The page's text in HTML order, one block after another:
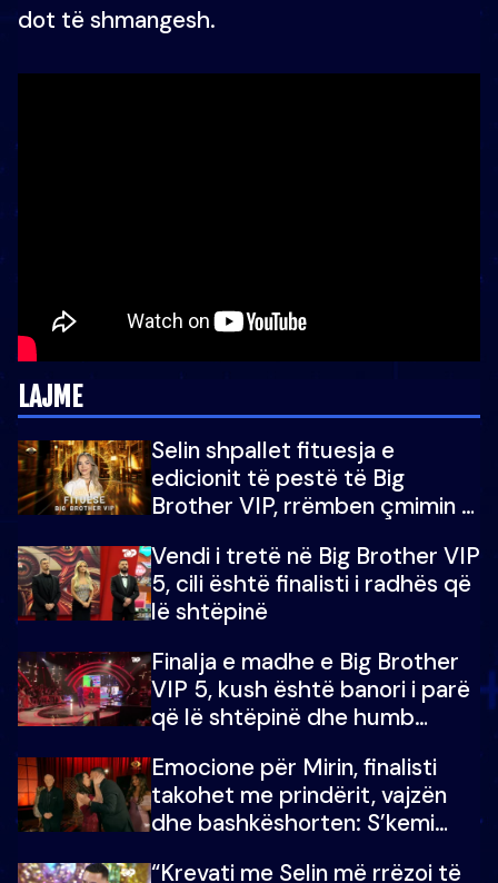
dot të shmangesh.
LAJME
Selin shpallet fituesja e
edicionit të pestë të Big
Brother VIP, rrëmben çmimin e
Vendi i tretë në Big Brother VIP
5, cili është finalisti i radhës që
lë shtëpinë
Finalja e madhe e Big Brother
VIP 5, kush është banori i parë
që lë shtëpinë dhe humb
çmimin e madh
Emocione për Mirin, finalisti
takohet me prindërit, vajzën
dhe bashkëshorten: S’kemi
“Krevati me Selin më rrëzoi të